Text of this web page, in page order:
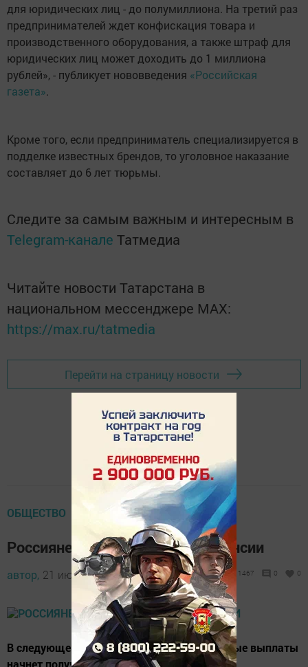
для юридических лиц - до полумиллиона. На третий раз
предпринимателей ждет конфискация товара и
производственного оборудования, а также штраф для
юридических лиц может доходить до 1 миллиона
рублей», - публикует нововведения «Российская
газета».
Кроме того, если предприниматель специализируется в
подделке известных брендов, то уголовное наказание
составляет до 6 лет тюрьмы.
Следите за самым важным и интересным в
Telegram-канале Татмедиа
Читайте новости Татарстана в
национальном мессенджере MАХ:
https://max.ru/tatmedia
Перейти на страницу новости
ОБЩЕСТВО
Россияне получат новый вид пенсии
автор, 21 июля 2017 - 11:35 1467 0 0
В следующем году ежемесячные социальные выплаты
начнет получать новая категория граждан